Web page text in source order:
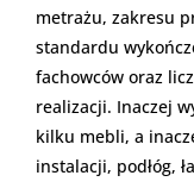
metrażu, zakresu
standardu
fachowców oraz
realizacji. Inaczej
kilku mebli, a
instalacji, podłóg,